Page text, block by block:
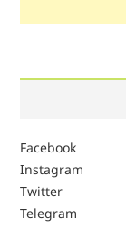
Facebook
Instagram
Twitter
Telegram